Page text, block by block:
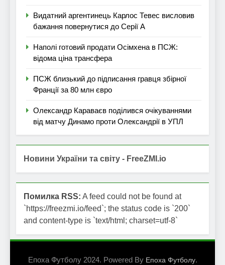
Видатний аргентинець Карлос Тевес висловив
бажання повернутися до Серії А
Наполі готовий продати Осімхена в ПСЖ:
відома ціна трансфера
ПСЖ близький до підписання гравця збірної
Франції за 80 млн євро
Олександр Караваєв поділився очікуваннями
від матчу Динамо проти Олександрії в УПЛ
Новини України та світу - FreeZMI.io
Помилка RSS: A feed could not be found at
`https://freezmi.io/feed`; the status code is `200`
and content-type is `text/html; charset=utf-8`
Епоха Футболу 2024. Powered By Епоха Футболу.